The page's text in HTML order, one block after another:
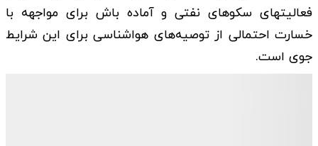
فعالیتهای سکوهای نفتی و آماده باش برای مواجهه با
خسارت احتمالی از توصیه‌های هواشناسی برای این شرایط
جوی است.